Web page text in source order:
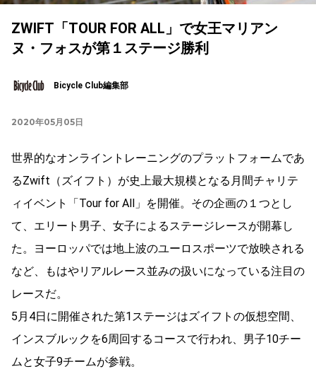
ZWIFT「TOUR FOR ALL」で女王マリアン
ヌ・フォスが第１ステージ勝利
Bicycle Club編集部
2020年05月05日
世界的なオンライントレーニングのプラットフォームであ
るZwift（ズイフト）が史上最大規模となる月間チャリテ
ィイベント「Tour for All」を開催。その企画の１つとし
て、エリート男子、女子によるステージレースが開幕し
た。ヨーロッパでは地上波のユーロスポーツで放映される
など、もはやリアルレース並みの扱いになっている注目の
レースだ。
5月4日に開催された第1ステージはズイフトの仮想空間、
インスブルックを6周回するコースで行われ、男子10チー
ムと女子9チームが参戦。